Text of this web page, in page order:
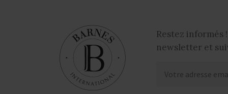
Restez informés
newsletter et